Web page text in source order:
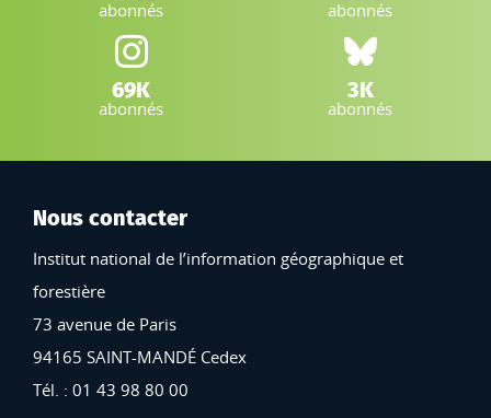
abonnés abonnés
Instagram IGN :
69K
abonnés
Bluesky :
3K
abonnés
Nous contacter
Institut national de l’information géographique et
forestière
73 avenue de Paris
94165 SAINT-MANDÉ Cedex
Tél. : 01 43 98 80 00